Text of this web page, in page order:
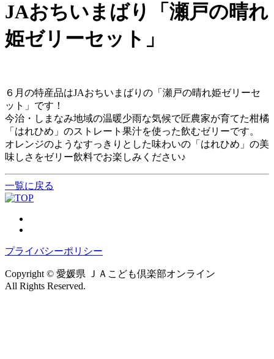
JAおちいまばり「瀬戸の晴れ
姫ゼリーセット」
６月の特産品はJAおちいまばりの「瀬戸の晴れ姫ゼリーセ
ット」です！
今治・しまなみ地域の温暖少雨な気候で匠農家が育てた柑橘
「はれひめ」のストレート果汁を使った飲むゼリーです。
オレンジのようなすっきりとした味わいの「はれひめ」の美
味しさをゼリー飲料でお楽しみください♪
一覧に戻る
プライバシーポリシー
Copyright © 愛媛県 ＪＡこども倶楽部オンライン
All Rights Reserved.